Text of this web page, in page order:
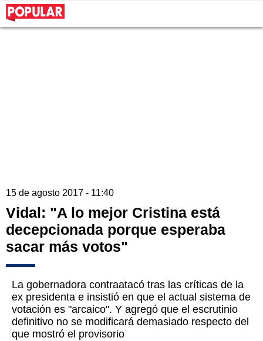
15 de agosto 2017 - 11:40
Vidal: "A lo mejor Cristina está
decepcionada porque esperaba
sacar más votos"
La gobernadora contraatacó tras las críticas de la
ex presidenta e insistió en que el actual sistema de
votación es "arcaico". Y agregó que el escrutinio
definitivo no se modificará demasiado respecto del
que mostró el provisorio